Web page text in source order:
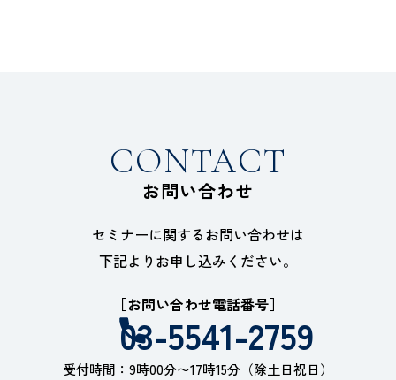
CONTACT
お問い合わせ
セミナーに関するお問い合わせは
下記よりお申し込みください。
［お問い合わせ電話番号］
03-5541-2759
受付時間：9時00分〜17時15分（除土日祝日）